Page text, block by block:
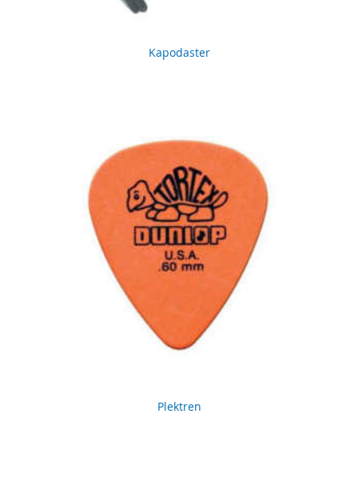
Kapodaster
Plektren